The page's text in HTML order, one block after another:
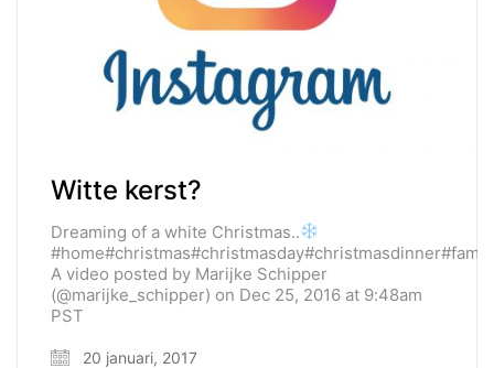
Witte kerst?
Dreaming of a white Christmas..
A video posted by Marijke Schipper
(@marijke_schipper) on Dec 25, 2016 at 9:48am
PST
20 januari, 2017